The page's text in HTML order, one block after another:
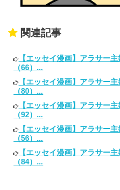
関連記事
【エッセイ漫画】アラサー
（66）...
【エッセイ漫画】アラサー
（80）...
【エッセイ漫画】アラサー
（92）...
【エッセイ漫画】アラサー
（56）...
【エッセイ漫画】アラサー
（84）...